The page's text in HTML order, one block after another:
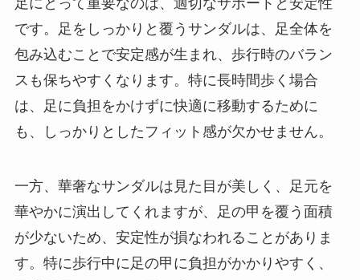
足にとって重要なのは、適切なサポートと安定性
です。足をしっかりと覆うサンダルは、足全体を
包み込むことで安定感が生まれ、歩行時のバラン
スも保ちやすくなります。特に長時間歩く場合
は、足に負担をかけずに快適に移動するために
も、しっかりとしたフィット感が欠かせません。
一方、華奢なサンダルは見た目が美しく、足元を
華やかに演出してくれますが、足の甲を覆う面積
が少ないため、安定性が損なわれることがありま
す。特に歩行中に足の甲に負担がかかりやすく、